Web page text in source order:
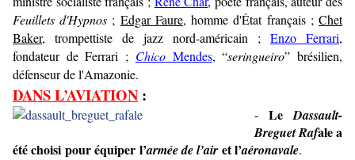
Feuillets d'Hypnos ; Edgar Faure, homme d'État français ;Chet
Baker, trompettiste de jazz nord-américain ; Enzo Ferrari,
fondateur de Ferrari ; ChicoMendes, “seringueiro” brésilien,
défenseur de l'Amazonie.
DANS L’AVIATION :
- LeDassault-
Breguet Rafale a
été choisi pour équiper l’armée de l’air et l’aéronavale.